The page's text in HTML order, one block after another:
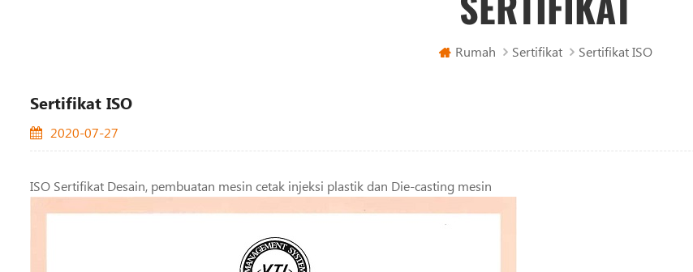
Rumah Sertifikat Sertifikat ISO
Sertifikat ISO
2020-07-27
ISO Sertifikat Desain, pembuatan mesin cetak injeksi plastik dan Die-casting mesin